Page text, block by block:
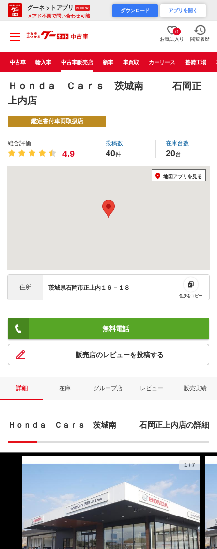
グーネットアプリ RENEW
メアド不要で問い合わせ可能
ダウンロード アプリを開く
0
お気に入り 閲覧履歴
中古車 輸入車 中古車販売店 新車 車買取 カーリース 整備工場
Ｈｏｎｄａ Ｃａｒｓ 茨城南 石岡正
上内店
鑑定書付車両取扱店
総合評価
4.9
投稿数
40件
在庫台数
20台
地図アプリを見る
住所 茨城県石岡市正上内１６－１８
住所をコピー
無料電話
ネット予約でキャンペーンに応募しよ
販売店のレビューを投稿する
詳細 在庫 グループ店 レビュー 販売実績
Ｈｏｎｄａ Ｃａｒｓ 茨城南 石岡正上内店の詳細
1/7